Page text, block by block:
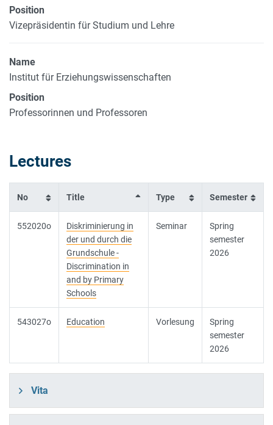
Position
Vizepräsidentin für Studium und Lehre
Name
Institut für Erziehungswissenschaften
Position
Professorinnen und Professoren
Lectures
No Title Type Semester
552020o
Diskriminierung in
der und durch die
Grundschule -
Discrimination in
and by Primary
Schools
Seminar
Spring
semester
2026
543027o Education Vorlesung
Spring
semester
2026
Vita